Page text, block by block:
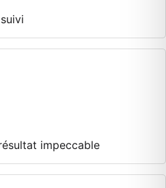
impeccable